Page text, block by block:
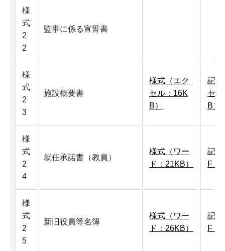
様
式
2
2
監事に係る宣誓書
様
式
2
3
施設概要書
様式（エク
セル：16K
B）
記
セ
B）
様
式
2
4
就任承諾書（教員）
様式（ワー
ド：21KB）
記
F：
様
式
2
5
新旧役員等名簿
様式（ワー
ド：26KB）
記
F：